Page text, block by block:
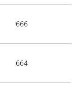
666
664